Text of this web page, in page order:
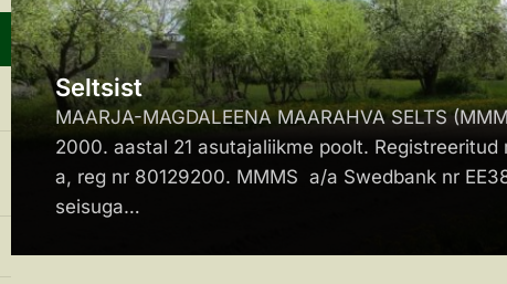
Seltsist
MAARJA-MAGDALEENA MAARAHVA SELTS
2000. aastal 21 asutajaliikme poolt.
a, reg nr 80129200. MMMS a/a Swedbank nr
seisuga…